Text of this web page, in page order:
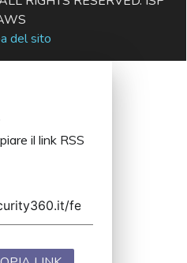
del sito
il link RSS